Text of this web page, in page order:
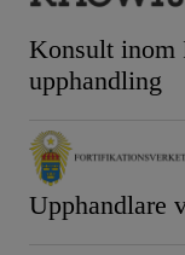
Konsult inom
upphandling
Upphandlare